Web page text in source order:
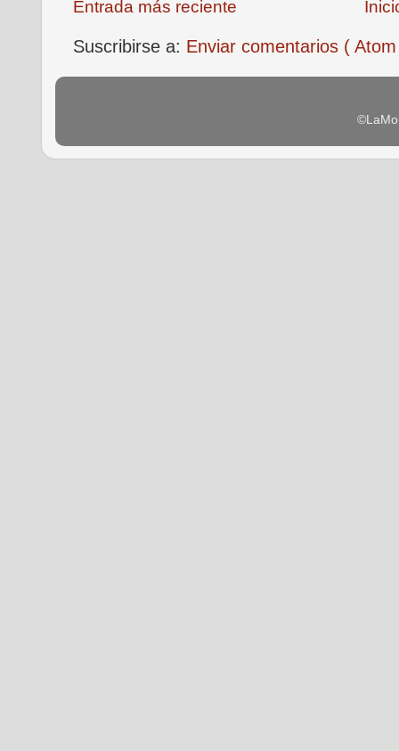
Entrada más reciente
Suscribirse a: Enviar comentarios (